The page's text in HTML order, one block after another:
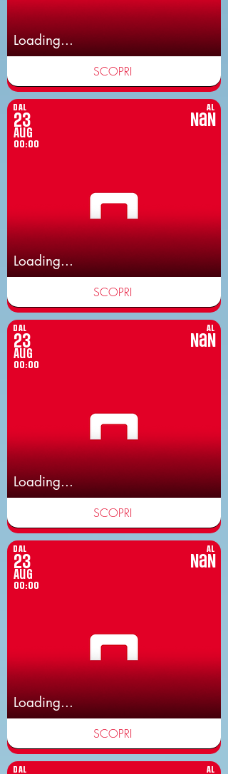
Loading...
SCOPRI
DAL
23
Aug
00:00
AL
NaN
Loading...
SCOPRI
DAL
23
Aug
00:00
AL
NaN
Loading...
SCOPRI
DAL
23
Aug
00:00
AL
NaN
Loading...
SCOPRI
DAL AL